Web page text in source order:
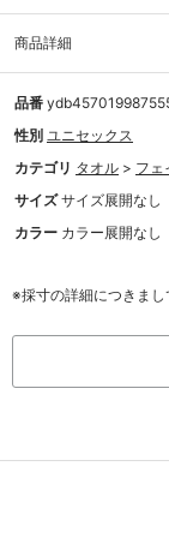
商品詳細
品番
性別 ユニセックス
カテゴリ タオル > フェ
サイズ サイズ展開なし
カラー カラー展開なし
※採寸の詳細につきまし